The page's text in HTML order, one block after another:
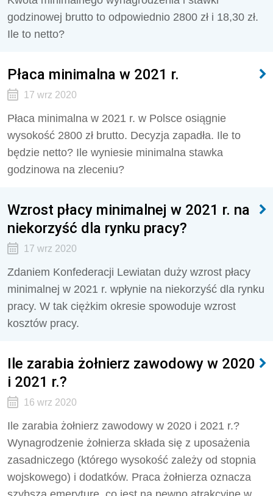
godzinowej brutto to odpowiednio 2800 zł i 18,30 zł.
Ile to netto?
Płaca minimalna w 2021 r.
17 wrz 2020
Płaca minimalna w 2021 r. w Polsce osiągnie
wysokość 2800 zł brutto. Decyzja zapadła. Ile to
będzie netto? Ile wyniesie minimalna stawka
godzinowa na zleceniu?
Wzrost płacy minimalnej w 2021 r. na
niekorzyść dla rynku pracy?
17 wrz 2020
Zdaniem Konfederacji Lewiatan duży wzrost płacy
minimalnej w 2021 r. wpłynie na niekorzyść dla rynku
pracy. W tak ciężkim okresie spowoduje wzrost
kosztów pracy.
Ile zarabia żołnierz zawodowy w 2020
i 2021 r.?
16 wrz 2020
Ile zarabia żołnierz zawodowy w 2020 i 2021 r.?
Wynagrodzenie żołnierza składa się z uposażenia
zasadniczego (którego wysokość zależy od stopnia
wojskowego) i dodatków. Praca żołnierza oznacza